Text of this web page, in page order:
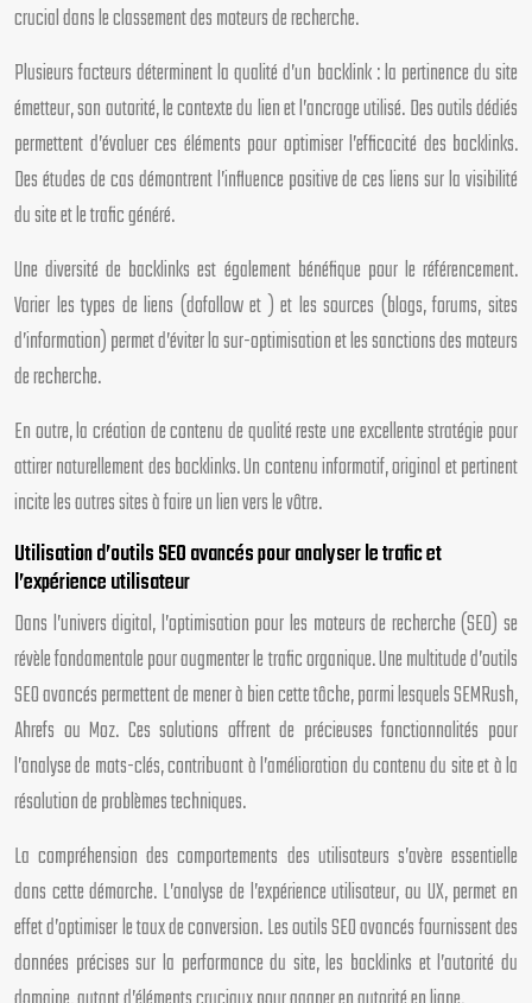
crucial dans le classement des moteurs de recherche.
Plusieurs facteurs déterminent la qualité d’un backlink : la pertinence du site
émetteur, son autorité, le contexte du lien et l’ancrage utilisé. Des outils dédiés
permettent d’évaluer ces éléments pour optimiser l’efficacité des backlinks.
Des études de cas démontrent l’influence positive de ces liens sur la visibilité
du site et le trafic généré.
Une diversité de backlinks est également bénéfique pour le référencement.
Varier les types de liens (dofollow et ) et les sources (blogs, forums, sites
d’information) permet d’éviter la sur-optimisation et les sanctions des moteurs
de recherche.
En outre, la création de contenu de qualité reste une excellente stratégie pour
attirer naturellement des backlinks. Un contenu informatif, original et pertinent
incite les autres sites à faire un lien vers le vôtre.
Utilisation d’outils SEO avancés pour analyser le trafic et
l’expérience utilisateur
Dans l’univers digital, l’optimisation pour les moteurs de recherche (SEO) se
révèle fondamentale pour augmenter le trafic organique. Une multitude d’outils
SEO avancés permettent de mener à bien cette tâche, parmi lesquels SEMRush,
Ahrefs ou Moz. Ces solutions offrent de précieuses fonctionnalités pour
l’analyse de mots-clés, contribuant à l’amélioration du contenu du site et à la
résolution de problèmes techniques.
La compréhension des comportements des utilisateurs s’avère essentielle
dans cette démarche. L’analyse de l’expérience utilisateur, ou UX, permet en
effet d’optimiser le taux de conversion. Les outils SEO avancés fournissent des
données précises sur la performance du site, les backlinks et l’autorité du